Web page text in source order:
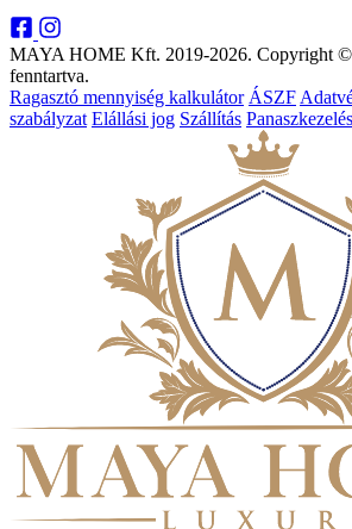
MAYA HOME Kft. 2019-2026. Copyright
fenntartva.
Ragasztó mennyiség kalkulátor ÁSZF
szabályzat Elállási jog Szállítás Panaszkezelés